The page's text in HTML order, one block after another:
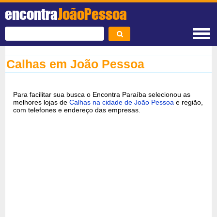
encontraJoãoPessoa
Calhas em João Pessoa
Para facilitar sua busca o Encontra Paraíba selecionou as
melhores lojas deCalhas na cidade de João Pessoa e região,
com telefones e endereço das empresas.